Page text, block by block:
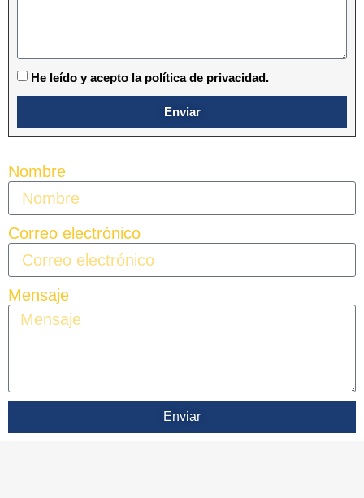
He leído y acepto la política de privacidad.
Enviar
Nombre
Correo electrónico
Mensaje
Enviar